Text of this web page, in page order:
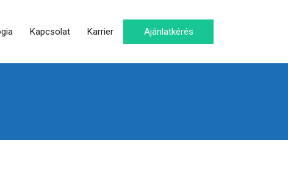
Kapcsolat Karrier Ajánlatkérés